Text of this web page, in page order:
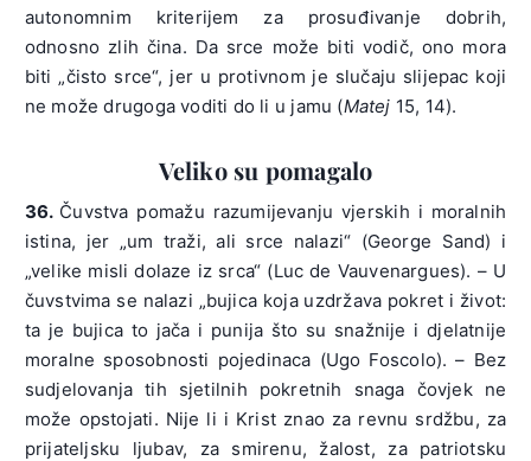
autonomnim kriterijem za prosuđivanje dobrih,
odnosno zlih čina. Da srce može biti vodič, ono mora
biti „čisto srce“, jer u protivnom je slučaju slijepac koji
ne može drugoga voditi do li u jamu (Matej 15, 14).
Veliko su pomagalo
36. Čuvstva pomažu razumijevanju vjerskih i moralnih
istina, jer „um traži, ali srce nalazi“ (George Sand) i
„velike misli dolaze iz srca“ (Luc de Vauvenargues). – U
čuvstvima se nalazi „bujica koja uzdržava pokret i život:
ta je bujica to jača i punija što su snažnije i djelatnije
moralne sposobnosti pojedinaca (Ugo Foscolo). – Bez
sudjelovanja tih sjetilnih pokretnih snaga čovjek ne
može opstojati. Nije li i Krist znao za revnu srdžbu, za
prijateljsku ljubav, za smirenu, žalost, za patriotsku